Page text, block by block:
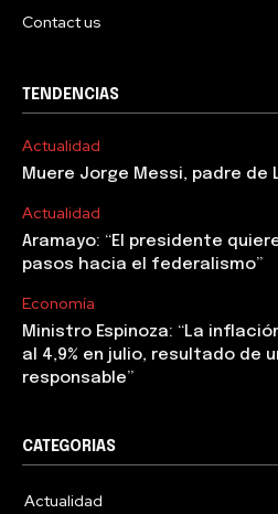
Contact us
TENDENCIAS
Actualidad
Muere Jorge Messi, padre de
Actualidad
Aramayo: “El presidente
pasos hacia el federalismo”
Economía
Ministro Espinoza: “La
al 4,9% en julio, resultado de
responsable”
CATEGORIAS
Actualidad